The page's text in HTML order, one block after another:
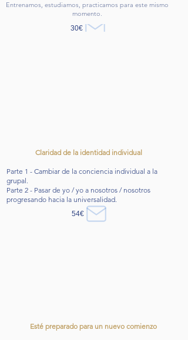
Entrenamos, estudiamos, practicamos para este mismo
momento.
30€
Claridad de la identidad individual
Parte 1 - Cambiar de la conciencia individual a la
grupal.
Parte 2 - Pasar de yo / yo a nosotros / nosotros
progresando hacia la universalidad.
54€
Esté preparado para un nuevo comienzo